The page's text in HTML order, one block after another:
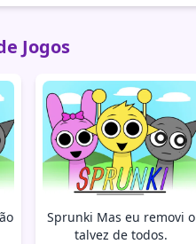
Jogos
Sprunki Mas eu removi o
talvez de todos.